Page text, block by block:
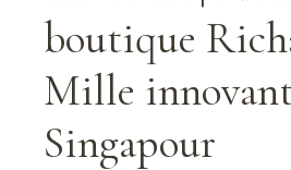
boutique
Mille
Singapour